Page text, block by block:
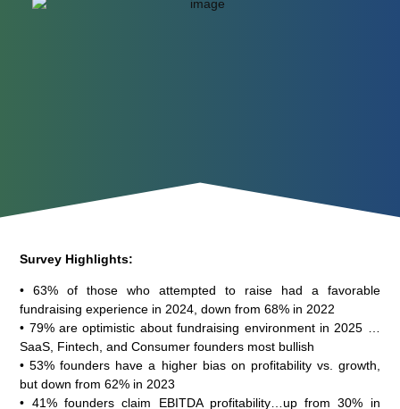
Survey Highlights:
• 63% of those who attempted to raise had a favorable
fundraising experience in 2024, down from 68% in 2022
• 79% are optimistic about fundraising environment in 2025 …
SaaS, Fintech, and Consumer founders most bullish
• 53% founders have a higher bias on profitability vs. growth,
but down from 62% in 2023
• 41% founders claim EBITDA profitability…up from 30% in